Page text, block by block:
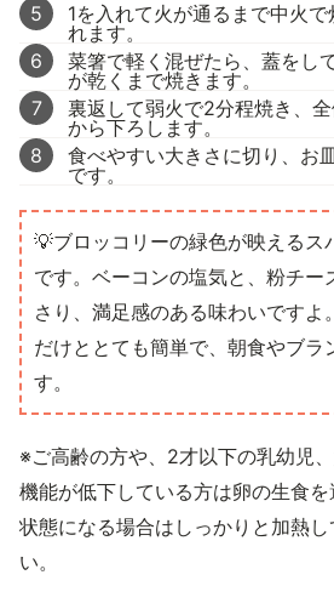
5
1を入れて火が通るまで中火
れます。
6
菜箸で軽く混ぜたら、蓋をし
が乾くまで焼きます。
7
裏返して弱火で2分程焼き、
から下ろします。
8
食べやすい大きさに切り、お
です。
💡ブロッコリーの緑色が映えるス
です。ベーコンの塩気と、粉チー
さり、満足感のある味わいですよ
だけととても簡単で、朝食やブラ
す。
※ご高齢の方や、2才以下の乳幼児
機能が低下している方は卵の生食
状態になる場合はしっかりと加熱
い。